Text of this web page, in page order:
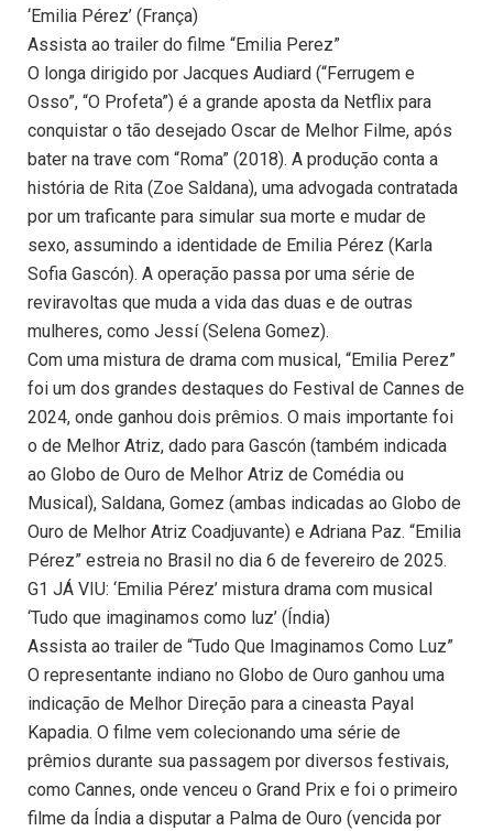
‘Emilia Pérez’ (França)
Assista ao trailer do filme “Emilia Perez”
O longa dirigido por Jacques Audiard (“Ferrugem e
Osso”, “O Profeta”) é a grande aposta da Netflix para
conquistar o tão desejado Oscar de Melhor Filme, após
bater na trave com “Roma” (2018). A produção conta a
história de Rita (Zoe Saldana), uma advogada contratada
por um traficante para simular sua morte e mudar de
sexo, assumindo a identidade de Emilia Pérez (Karla
Sofia Gascón). A operação passa por uma série de
reviravoltas que muda a vida das duas e de outras
mulheres, como Jessí (Selena Gomez).
Com uma mistura de drama com musical, “Emilia Perez”
foi um dos grandes destaques do Festival de Cannes de
2024, onde ganhou dois prêmios. O mais importante foi
o de Melhor Atriz, dado para Gascón (também indicada
ao Globo de Ouro de Melhor Atriz de Comédia ou
Musical), Saldana, Gomez (ambas indicadas ao Globo de
Ouro de Melhor Atriz Coadjuvante) e Adriana Paz. “Emilia
Pérez” estreia no Brasil no dia 6 de fevereiro de 2025.
G1 JÁ VIU: ‘Emilia Pérez’ mistura drama com musical
‘Tudo que imaginamos como luz’ (Índia)
Assista ao trailer de “Tudo Que Imaginamos Como Luz”
O representante indiano no Globo de Ouro ganhou uma
indicação de Melhor Direção para a cineasta Payal
Kapadia. O filme vem colecionando uma série de
prêmios durante sua passagem por diversos festivais,
como Cannes, onde venceu o Grand Prix e foi o primeiro
filme da Índia a disputar a Palma de Ouro (vencida por